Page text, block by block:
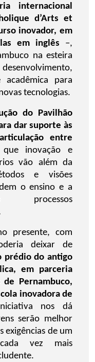
internacional
d’Arts et
inovador, em
em inglês –,
na esteira
acadêmica para
tecnologias.
do Pavilhão
dar suporte às
entre
inovação e
vão além da
e visões
o ensino e a
processos
presente, com
deixar de
prédio do antigo
em parceria
Pernambuco,
inovadora de
nos dá
serão melhor
exigências de um
vez mais